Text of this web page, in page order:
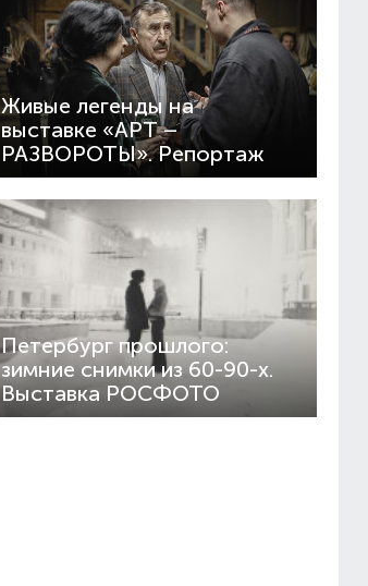
Живые легенды на
выставке «АРТ –
РАЗВОРОТЫ». Репортаж
Петербург прошлого:
зимние снимки из 60-90-х.
Выставка РОСФОТО